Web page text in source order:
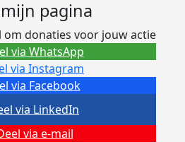
pagina
om donaties voor jouw actie
via Facebook
via Instagram
via e-mail
via LinkedIn
via WhatsApp